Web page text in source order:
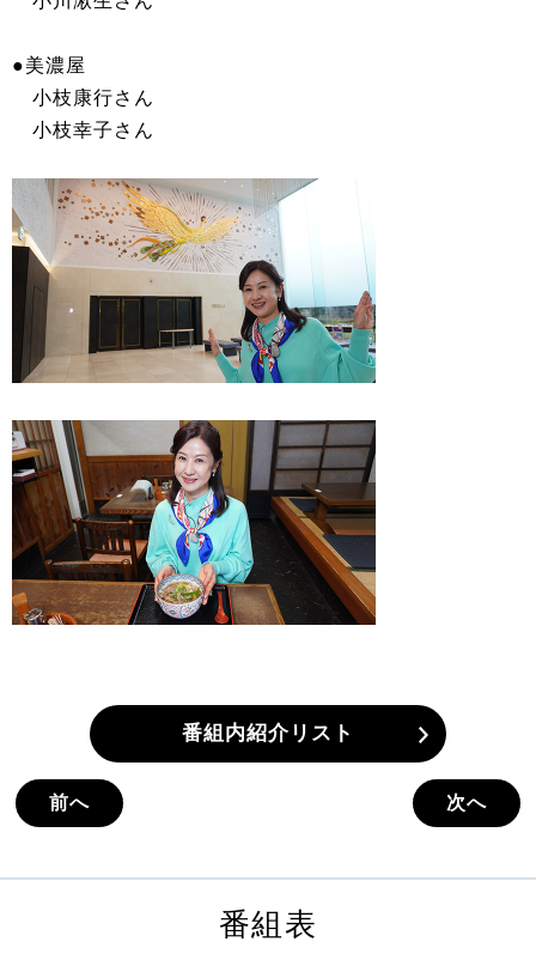
●美濃屋
小枝康行さん
小枝幸子さん
番組内紹介リスト
前へ 次へ
番組表